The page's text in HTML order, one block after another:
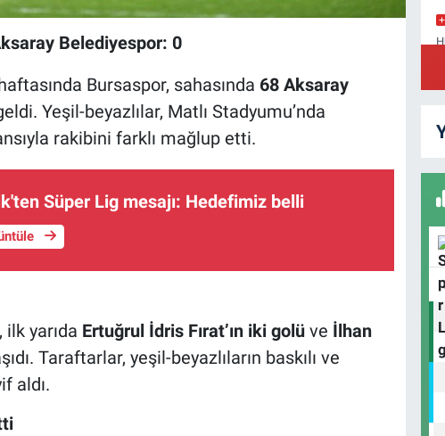
Belediyespor: 0
Bursaspor, sahasında 68 Aksaray
Yeşil-beyazlılar, Matlı Stadyumu’nda
rakibini farklı mağlup etti.
Süper Lig mesajı: Hedefimiz belli
ilk yarıda Ertuğrul İdris Fırat’ın iki golüve İlhan
Taraftarlar, yeşil-beyazlıların baskılı ve
aldı.